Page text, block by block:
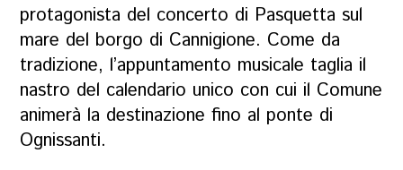
protagonista del concerto di Pasquetta sul
mare del borgo di Cannigione. Come da
tradizione, l’appuntamento musicale taglia il
nastro del calendario unico con cui il Comune
animerà la destinazione fino al ponte di
Ognissanti.